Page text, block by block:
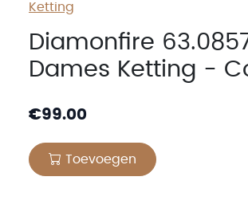
Ketting
Diamonfire
Dames Ketting -
€99.00
Toevoegen